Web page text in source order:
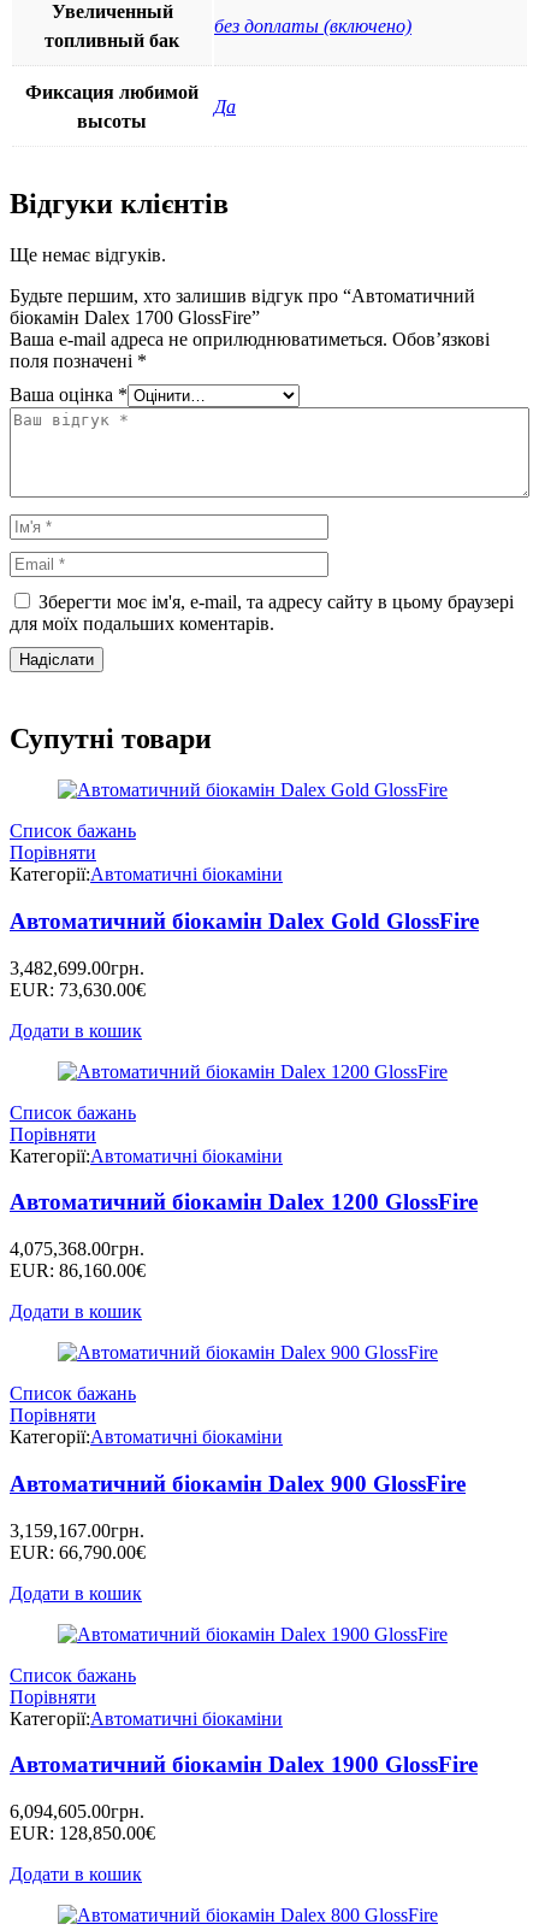
Увеличенный
топливный бак
без доплаты (включено)
Фиксация любимой
высоты
Да
Відгуки клієнтів
Ще немає відгуків.
Будьте першим, хто залишив відгук про “Автоматичний
біокамін Dalex 1700 GlossFire”
Ваша e-mail адреса не оприлюднюватиметься. Обов’язкові
поля позначені *
Ваша оцінка *
Зберегти моє ім'я, e-mail, та адресу сайту в цьому браузері
для моїх подальших коментарів.
Супутні товари
Список бажань
Порівняти
Категорії:Автоматичні біокаміни
Автоматичний біокамін Dalex Gold GlossFire
3,482,699.00грн.
EUR: 73,630.00€
Додати в кошик
Список бажань
Порівняти
Категорії:Автоматичні біокаміни
Автоматичний біокамін Dalex 1200 GlossFire
4,075,368.00грн.
EUR: 86,160.00€
Додати в кошик
Список бажань
Порівняти
Категорії:Автоматичні біокаміни
Автоматичний біокамін Dalex 900 GlossFire
3,159,167.00грн.
EUR: 66,790.00€
Додати в кошик
Список бажань
Порівняти
Категорії:Автоматичні біокаміни
Автоматичний біокамін Dalex 1900 GlossFire
6,094,605.00грн.
EUR: 128,850.00€
Додати в кошик